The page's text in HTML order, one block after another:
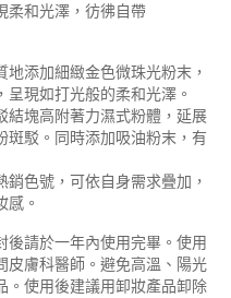
柔和光澤，彷彿自帶
添加細緻金色微珠光粉末，
現如打光般的柔和光澤。
結塊高附著力濕式粉體，延展
斑駁。同時添加吸油粉末，有
色號，可依自身需求疊加，
感。
後請於一年內使用完畢。使用
皮膚科醫師。避免高溫、陽光
。使用後建議用卸妝產品卸除